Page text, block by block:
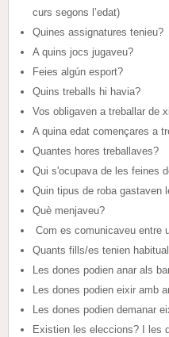
curs segons l’edat)
Quines assignatures tenieu?
A quins jocs jugaveu?
Feies algún esport?
Quins treballs hi havia?
Vos obligaven a treballar de
A quina edat començares a
Quantes hores treballaves?
Qui s'ocupava de les feines
Quin tipus de roba gastaven
Què menjaveu?
Com es comunicaveu entre
Quants fills/es tenien
Les dones podien anar als
Les dones podien eixir amb
Les dones podien demanar
Existien les eleccions? I les